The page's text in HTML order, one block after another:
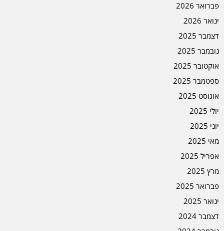
פברואר 2026
ינואר 2026
דצמבר 2025
נובמבר 2025
אוקטובר 2025
ספטמבר 2025
אוגוסט 2025
יולי 2025
יוני 2025
מאי 2025
אפריל 2025
מרץ 2025
פברואר 2025
ינואר 2025
דצמבר 2024